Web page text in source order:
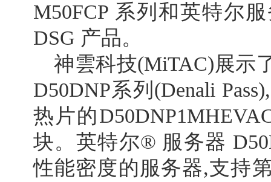
M50FCP 系列和英特尔
DSG 产品。
神雲科技(MiTAC)展示
D50DNP系列(Denali
热片的
块。英特尔® 服务器
性能密度的服务器,支持